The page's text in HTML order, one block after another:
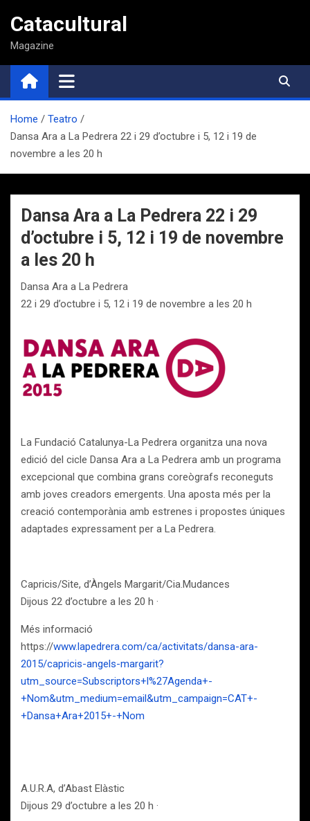
contenido
Catacultural
Magazine
Home
Teatro
Dansa Ara a La Pedrera 22 i 29 d’octubre i 5, 12 i 19 de
novembre a les 20 h
Dansa Ara a La Pedrera 22 i 29
d’octubre i 5, 12 i 19 de novembre
a les 20 h
Dansa Ara a La Pedrera
22 i 29 d’octubre i 5, 12 i 19 de novembre a les 20 h
La Fundació Catalunya-La Pedrera organitza una nova
edició del cicle Dansa Ara a La Pedrera amb un programa
excepcional que combina grans coreògrafs reconeguts
amb joves creadors emergents. Una aposta més per la
creació contemporània amb estrenes i propostes úniques
adaptades expressament per a La Pedrera.
Capricis/Site, d’Àngels Margarit/Cia.Mudances
Dijous 22 d’octubre a les 20 h ·
Més informació
https://www.lapedrera.com/ca/activitats/dansa-ara-
2015/capricis-angels-margarit?
utm_source=Subscriptors+l%27Agenda+-
+Nom&utm_medium=email&utm_campaign=CAT+-
+Dansa+Ara+2015+-+Nom
A.U.R.A, d’Abast Elàstic
Dijous 29 d’octubre a les 20 h ·